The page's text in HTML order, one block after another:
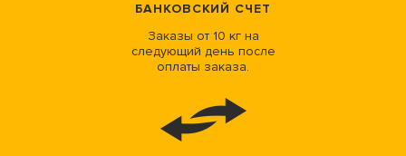
БАНКОВСКИЙ СЧЕТ
Заказы от 10 кг на
следующий день после
оплаты заказа.